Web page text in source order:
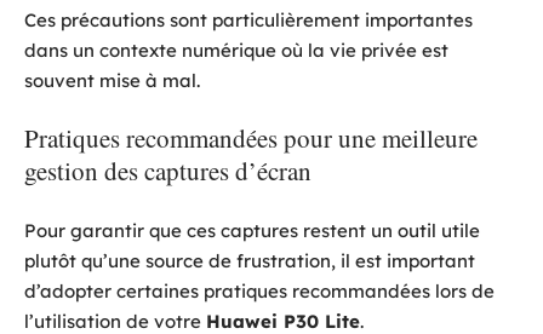
Ces précautions sont particulièrement importantes
dans un contexte numérique où la vie privée est
souvent mise à mal.
Pratiques recommandées pour une meilleure
gestion des captures d’écran
Pour garantir que ces captures restent un outil utile
plutôt qu’une source de frustration, il est important
d’adopter certaines pratiques recommandées lors de
l’utilisation de votre Huawei P30 Lite.